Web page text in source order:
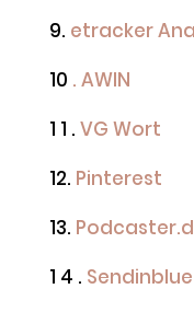
9. etracker
10 . AWIN
1 1 . VG Wort
12. Pinterest
13.
1 4 .